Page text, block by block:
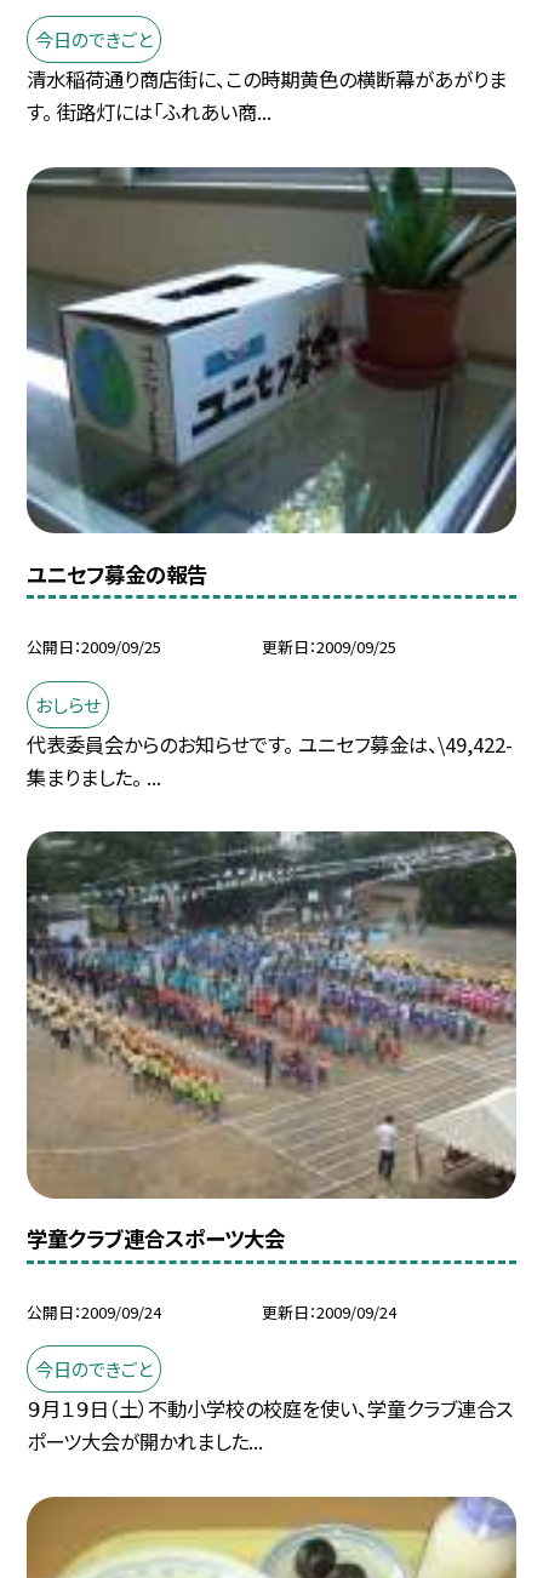
今日のできごと
清水稲荷通り商店街に、この時期黄色の横断幕があがりま
す。 街路灯には「ふれあい商...
ユニセフ募金の報告
公開日 2009/09/25 更新日 2009/09/25
おしらせ
代表委員会からのお知らせです。 ユニセフ募金は、\49,422-
集まりました。 ...
学童クラブ連合スポーツ大会
公開日 2009/09/24 更新日 2009/09/24
今日のできごと
９月１９日（土）不動小学校の校庭を使い、学童クラブ連合ス
ポーツ大会が開かれました...